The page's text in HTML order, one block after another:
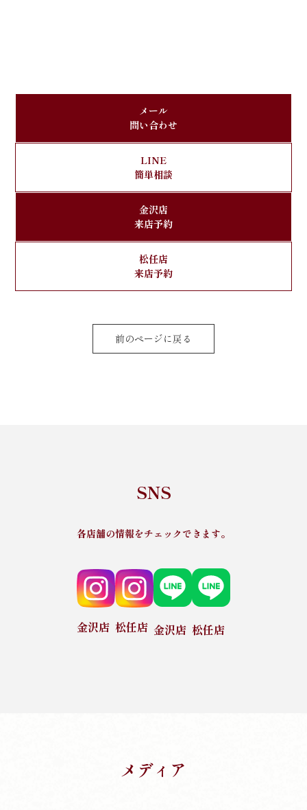
メール
問い合わせ
LINE
簡単相談
金沢店
来店予約
松任店
来店予約
前のページに戻る
SNS
各店舗の情報をチェックできます。
金沢店 松任店 金沢店 松任店
メディア